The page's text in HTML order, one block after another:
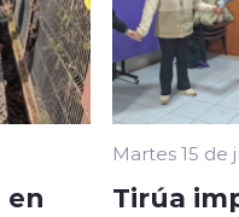
en
Martes 15 de
Tirúa